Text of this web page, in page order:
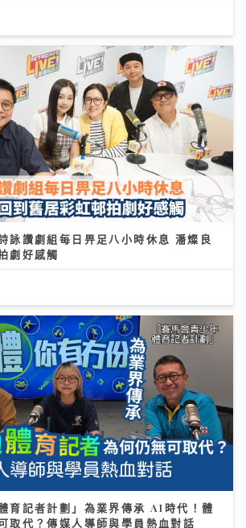
詠讚劇組每日畀足八小時休息 潘燦良
劇好感觸
育記者計劃」為業界傳承 AI時代！體
取代？傳媒人導師與學員熱血對話